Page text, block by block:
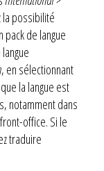
la possibilité
pack de langue
, en sélectionnant
la langue est
notamment dans
office. Si le
traduire